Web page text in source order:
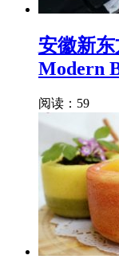
安徽新
Modern
阅读：59